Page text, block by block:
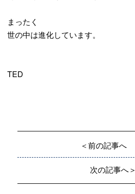
まったく
世の中は進化しています。
TED
＜前の記事へ
次の記事へ＞